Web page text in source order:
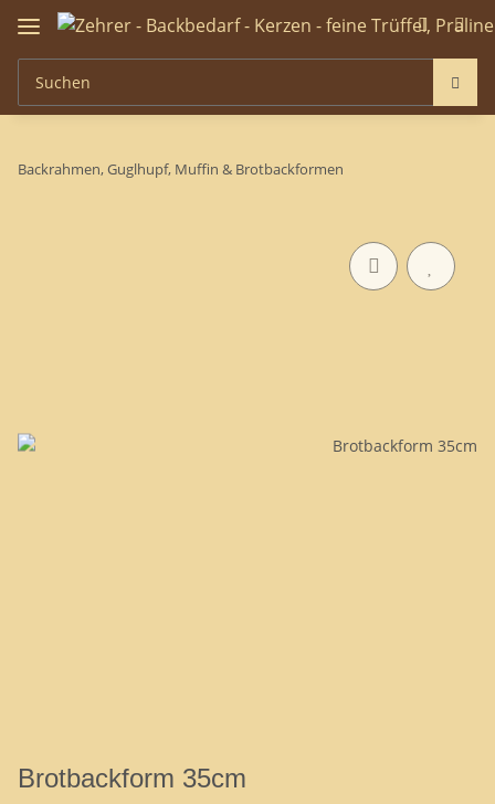
Backrahmen, Guglhupf, Muffin & Brotbackformen
Brotbackform 35cm